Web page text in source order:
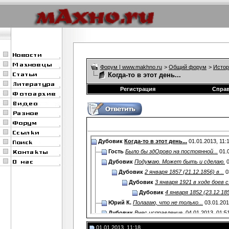
Форум | www.makhno.ru > Общий форум >
Когда-то в этот день...
Регистрация
Дубовик Когда-то в этот день... 01.01.2013,
Гость Было бы здОрово на постоянной...
Дубовик Подумаю. Может быть и сделаю.
Дубовик 2 января 1857 (21.12.1856) в...
Дубовик 3 января 1921 в ходе боев
Дубовик 4 января 1852
Юрий К. Полагаю, что не только...
Дубовик Внес исправление. 04.01.2013, 01:51
Дубовик 5 января 1888 (24.12.1887) в...
01.01.2013, 11:18